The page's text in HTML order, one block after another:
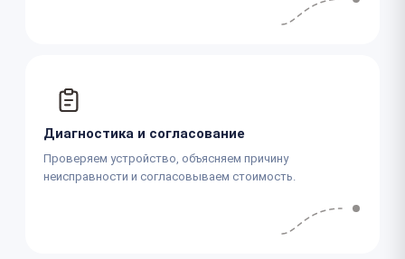
Диагностика и согласование
Проверяем устройство, объясняем причину
неисправности и согласовываем стоимость.